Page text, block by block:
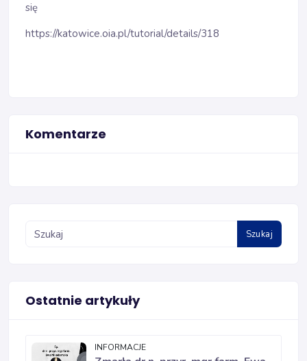
się
https://katowice.oia.pl/tutorial/details/318
Komentarze
Szukaj
Ostatnie artykuły
INFORMACJE